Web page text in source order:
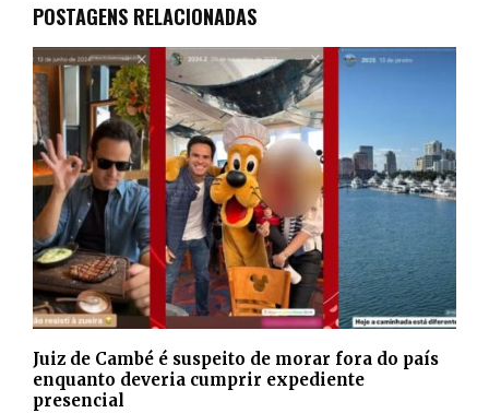
POSTAGENS RELACIONADAS
Juiz de Cambé é suspeito de morar fora do país
enquanto deveria cumprir expediente
presencial